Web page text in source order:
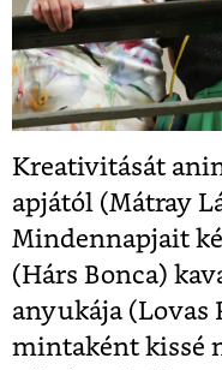
Kreativitását
apjától (Mátray
Mindennapjait
(Hárs Bonca)
anyukája (Lovas
mintaként kissé